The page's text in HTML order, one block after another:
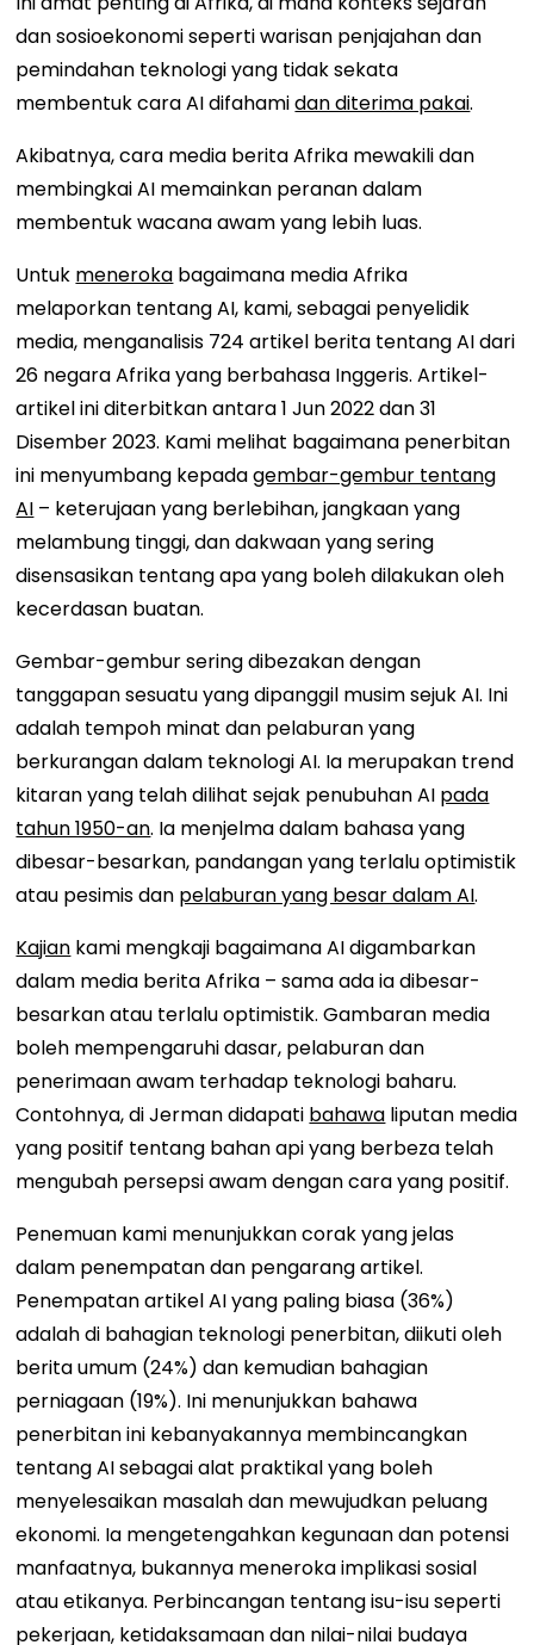
dan sosioekonomi seperti warisan penjajahan dan
pemindahan teknologi yang tidak sekata
membentuk cara AI difahamidan diterima pakai.
Akibatnya, cara media berita Afrika mewakili dan
membingkai AI memainkan peranan dalam
membentuk wacana awam yang lebih luas.
Untuk meneroka bagaimana media Afrika
melaporkan tentang AI, kami, sebagai penyelidik
media, menganalisis 724 artikel berita tentang AI dari
26 negara Afrika yang berbahasa Inggeris. Artikel-
artikel ini diterbitkan antara 1 Jun 2022 dan 31
Disember 2023. Kami melihat bagaimana penerbitan
ini menyumbang kepadagembar-gembur tentang
AI – keterujaan yang berlebihan, jangkaan yang
melambung tinggi, dan dakwaan yang sering
disensasikan tentang apa yang boleh dilakukan oleh
kecerdasan buatan.
Gembar-gembur sering dibezakan dengan
tanggapan sesuatu yang dipanggil musim sejuk AI. Ini
adalah tempoh minat dan pelaburan yang
berkurangan dalam teknologi AI. Ia merupakan trend
kitaran yang telah dilihat sejak penubuhan AI pada
tahun 1950-an. Ia menjelma dalam bahasa yang
dibesar-besarkan, pandangan yang terlalu optimistik
atau pesimis dan pelaburan yang besar dalam AI.
Kajian kami mengkaji bagaimana AI digambarkan
dalam media berita Afrika – sama ada ia dibesar-
besarkan atau terlalu optimistik. Gambaran media
boleh mempengaruhi dasar, pelaburan dan
penerimaan awam terhadap teknologi baharu.
Contohnya, di Jerman didapati bahawa liputan media
yang positif tentang bahan api yang berbeza telah
mengubah persepsi awam dengan cara yang positif.
Penemuan kami menunjukkan corak yang jelas
dalam penempatan dan pengarang artikel.
Penempatan artikel AI yang paling biasa (36%)
adalah di bahagian teknologi penerbitan, diikuti oleh
berita umum (24%) dan kemudian bahagian
perniagaan (19%). Ini menunjukkan bahawa
penerbitan ini kebanyakannya membincangkan
tentang AI sebagai alat praktikal yang boleh
menyelesaikan masalah dan mewujudkan peluang
ekonomi. Ia mengetengahkan kegunaan dan potensi
manfaatnya, bukannya meneroka implikasi sosial
atau etikanya. Perbincangan tentang isu-isu seperti
pekerjaan, ketidaksamaan dan nilai-nilai budaya